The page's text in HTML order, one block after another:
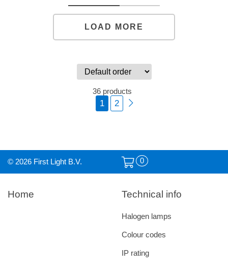
LOAD MORE
36 products
1 2
© 2026 First Light B.V. 0
Home Technical info
Halogen lamps
Colour codes
IP rating